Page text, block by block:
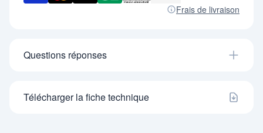
Frais de livraison
Questions réponses
Télécharger la fiche technique